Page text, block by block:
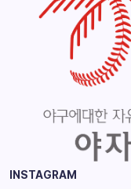
INSTAGRAM